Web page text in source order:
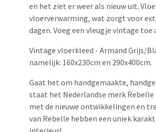
en het ziet er weer als nieuw uit.
vloerverwarming, wat zorgt voor
dagen. Voeg een vleugje vintage
Vintage vloerkleed - Armand Grijs/
namelijk: 160x230cm en 290x400cm.
Gaat het om handgemaakte,
staat het Nederlandse merk
met de nieuwe ontwikkelingen en
van Rebelle hebben een uniek